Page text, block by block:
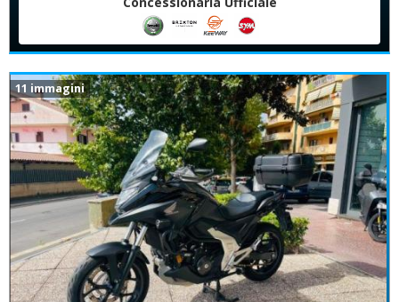
11 immagini